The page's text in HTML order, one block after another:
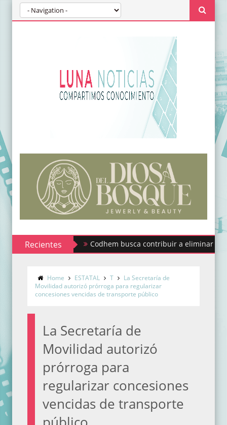
RecientesCodhem busca contribuir a eliminar los
Home ESTATAL T
La Secretaría de
Movilidad autorizó prórroga para regularizar
concesiones vencidas de transporte público
La Secretaría de
Movilidad autorizó
prórroga para
regularizar concesiones
vencidas de transporte